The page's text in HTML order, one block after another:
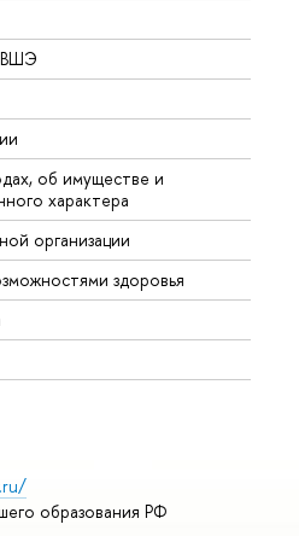
ВШЭ
об имуществе и
характера
организации
здоровья
образования РФ